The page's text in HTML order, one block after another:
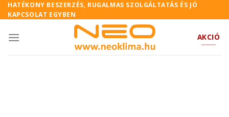
Skip
to
HATÉKONY BESZERZÉS, RUGALMAS SZOLGÁLTATÁS ÉS JÓ
KAPCSOLAT EGYBEN
AKCIÓ